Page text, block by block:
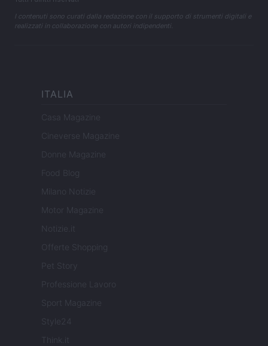
I contenuti sono curati dalla redazione con il supporto di strumenti digitali e
realizzati in collaborazione con autori indipendenti.
ITALIA
Casa Magazine
Cineverse Magazine
Donne Magazine
Food Blog
Milano Notizie
Motor Magazine
Notizie.it
Offerte Shopping
Pet Story
Professione Lavoro
Sport Magazine
Style24
Think.it